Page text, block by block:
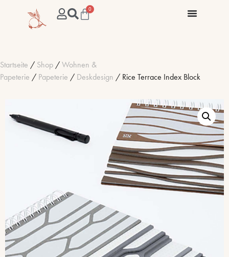
0
Startseite / Shop /Wohnen &
Papeterie / Papeterie / Deskdesign / Rice Terrace Index Block